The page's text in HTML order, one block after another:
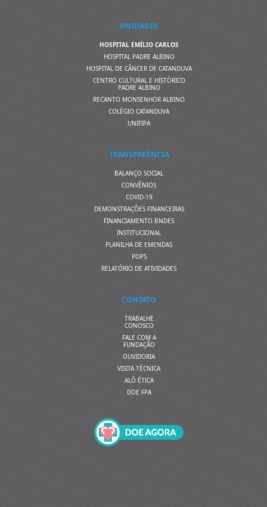
UNIDADES
HOSPITAL EMÍLIO CARLOS
HOSPITAL PADRE ALBINO
HOSPITAL DE CÂNCER DE CATANDUVA
CENTRO CULTURAL E HISTÓRICO
PADRE ALBINO
RECANTO MONSENHOR ALBINO
COLÉGIO CATANDUVA
UNIFIPA
TRANSPARÊNCIA
BALANÇO SOCIAL
CONVÊNIOS
COVID-19
DEMONSTRAÇÕES FINANCEIRAS
FINANCIAMENTO BNDES
INSTITUCIONAL
PLANILHA DE EMENDAS
POPS
RELATÓRIO DE ATIVIDADES
CONTATO
TRABALHE
CONOSCO
FALE COM A
FUNDAÇÃO
OUVIDORIA
VISITA TÉCNICA
ALÔ ÉTICA
DOE FPA